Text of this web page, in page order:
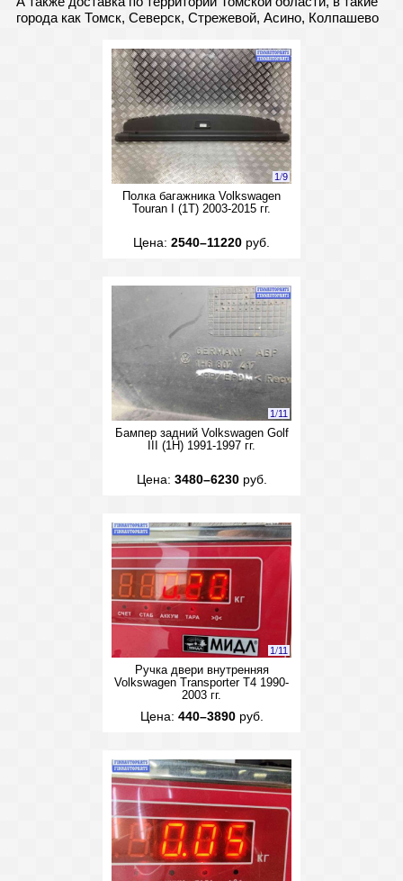
города как Томск, Северск, Стрежевой, Асино, Колпашево
1/9
Полка багажника Volkswagen
Touran I (1T) 2003-2015 гг.
Цена: 2540–11220 руб.
1/11
Бампер задний Volkswagen Golf
III (1H) 1991-1997 гг.
Цена: 3480–6230руб.
1/11
Ручка двери внутренняя
Volkswagen Transporter T4 1990-
2003 гг.
Цена: 440–3890руб.